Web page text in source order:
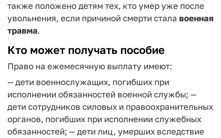
также положено детям тех, кто умер уже после
увольнения, если причиной смерти стала военная
травма.
Кто может получать пособие
Право на ежемесячную выплату имеют:
— дети военнослужащих, погибших при
исполнении обязанностей военной службы; —
дети сотрудников силовых и правоохранительных
органов, погибших при исполнении служебных
обязанностей; — дети лиц, умерших вследствие